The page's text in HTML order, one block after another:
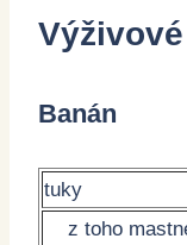
Banán
tuky
z toho